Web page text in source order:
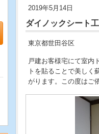
2019年5月14日
ダイノックシート
東京都世田谷区
戸建お客様宅にて室内
トを貼ることで美しく
がります。この度はご